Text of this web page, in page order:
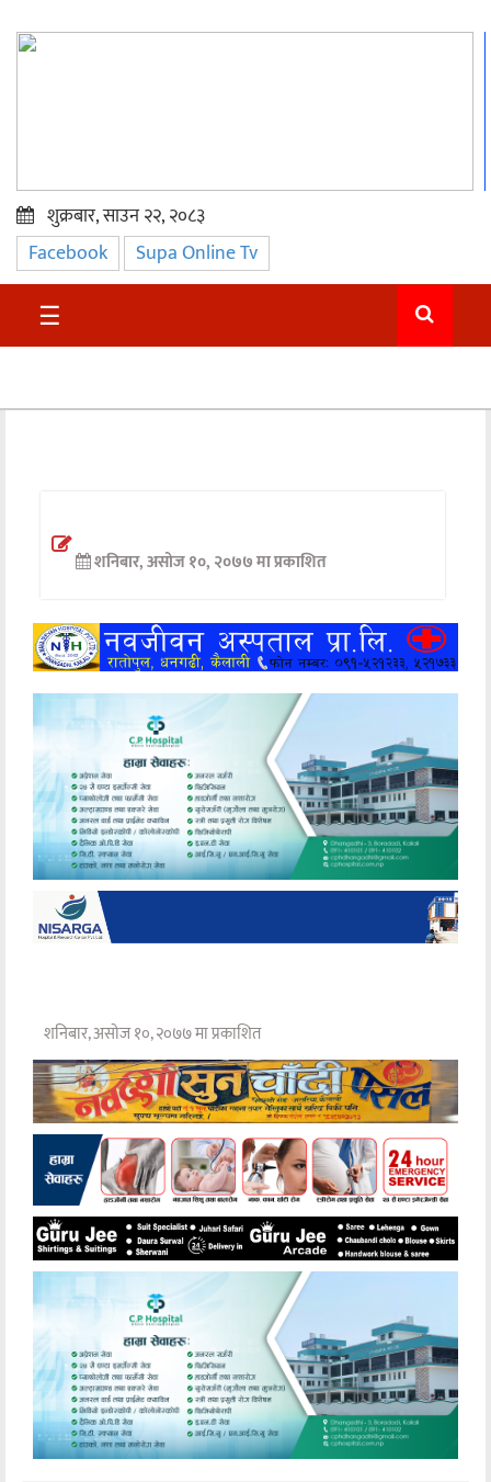
प्रमुख
समाचार
सुदुर
अन्तर्वार्ता
खेलकुद
मनोरञ्जन
अन्य
शुक्रबार, साउन २२, २०८३
Facebook Supa Online Tv
☰
शनिबार, असोज १०, २०७७ मा प्रकाशित
शनिबार, असोज १०, २०७७ मा प्रकाशित